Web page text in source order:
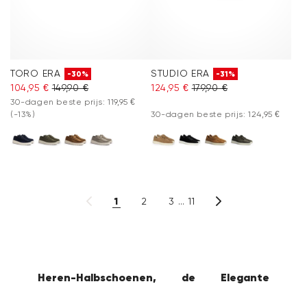
TORO ERA -30%
104,95 € 149,90 €
30-dagen beste prijs: 119,95 €
(-13%)
STUDIO ERA -31%
124,95 € 179,90 €
30-dagen beste prijs: 124,95 €
1 2 3 11
Heren-Halbschoenen, de Elegante